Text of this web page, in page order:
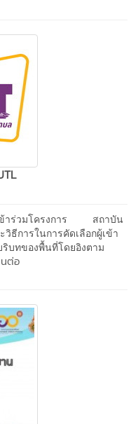
เข้าร่วมโครงการ สถาบัน
ธีการในการคัดเลือกผู้เข้า
บทของพื้นที่โดยอิงตาม
ต่อ